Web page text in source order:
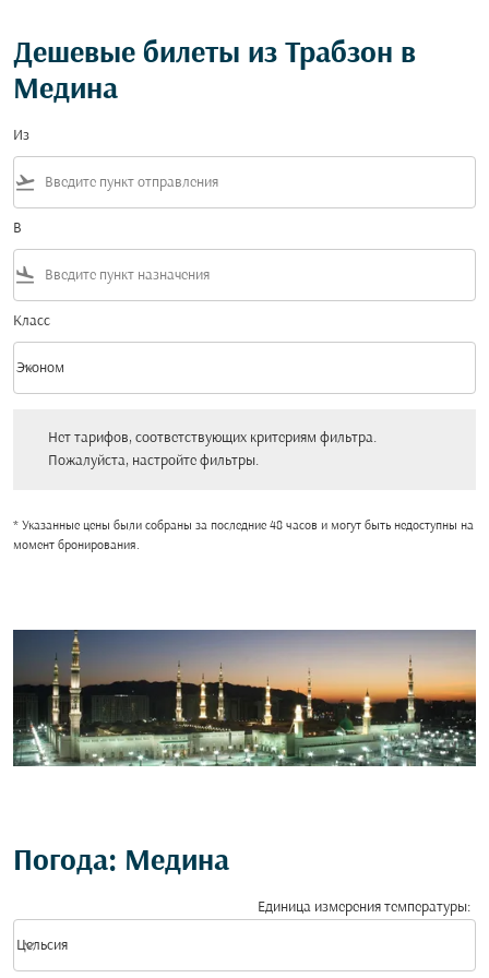
Дешевые билеты из Трабзон в
Медина
Из
flight_takeoff
В
flight_land
Класс
Класс option Эконом Selected
Эконом
keyboard_arrow_down
Нет тарифов, соответствующих критериям фильтра.
Пожалуйста, настройте фильтры.
* Указанные цены были собраны за последние 48 часов и могут быть недоступны на
момент бронирования.
Погода: Медина
Единица измерения температуры:
Цельсия
keyboard_arrow_down